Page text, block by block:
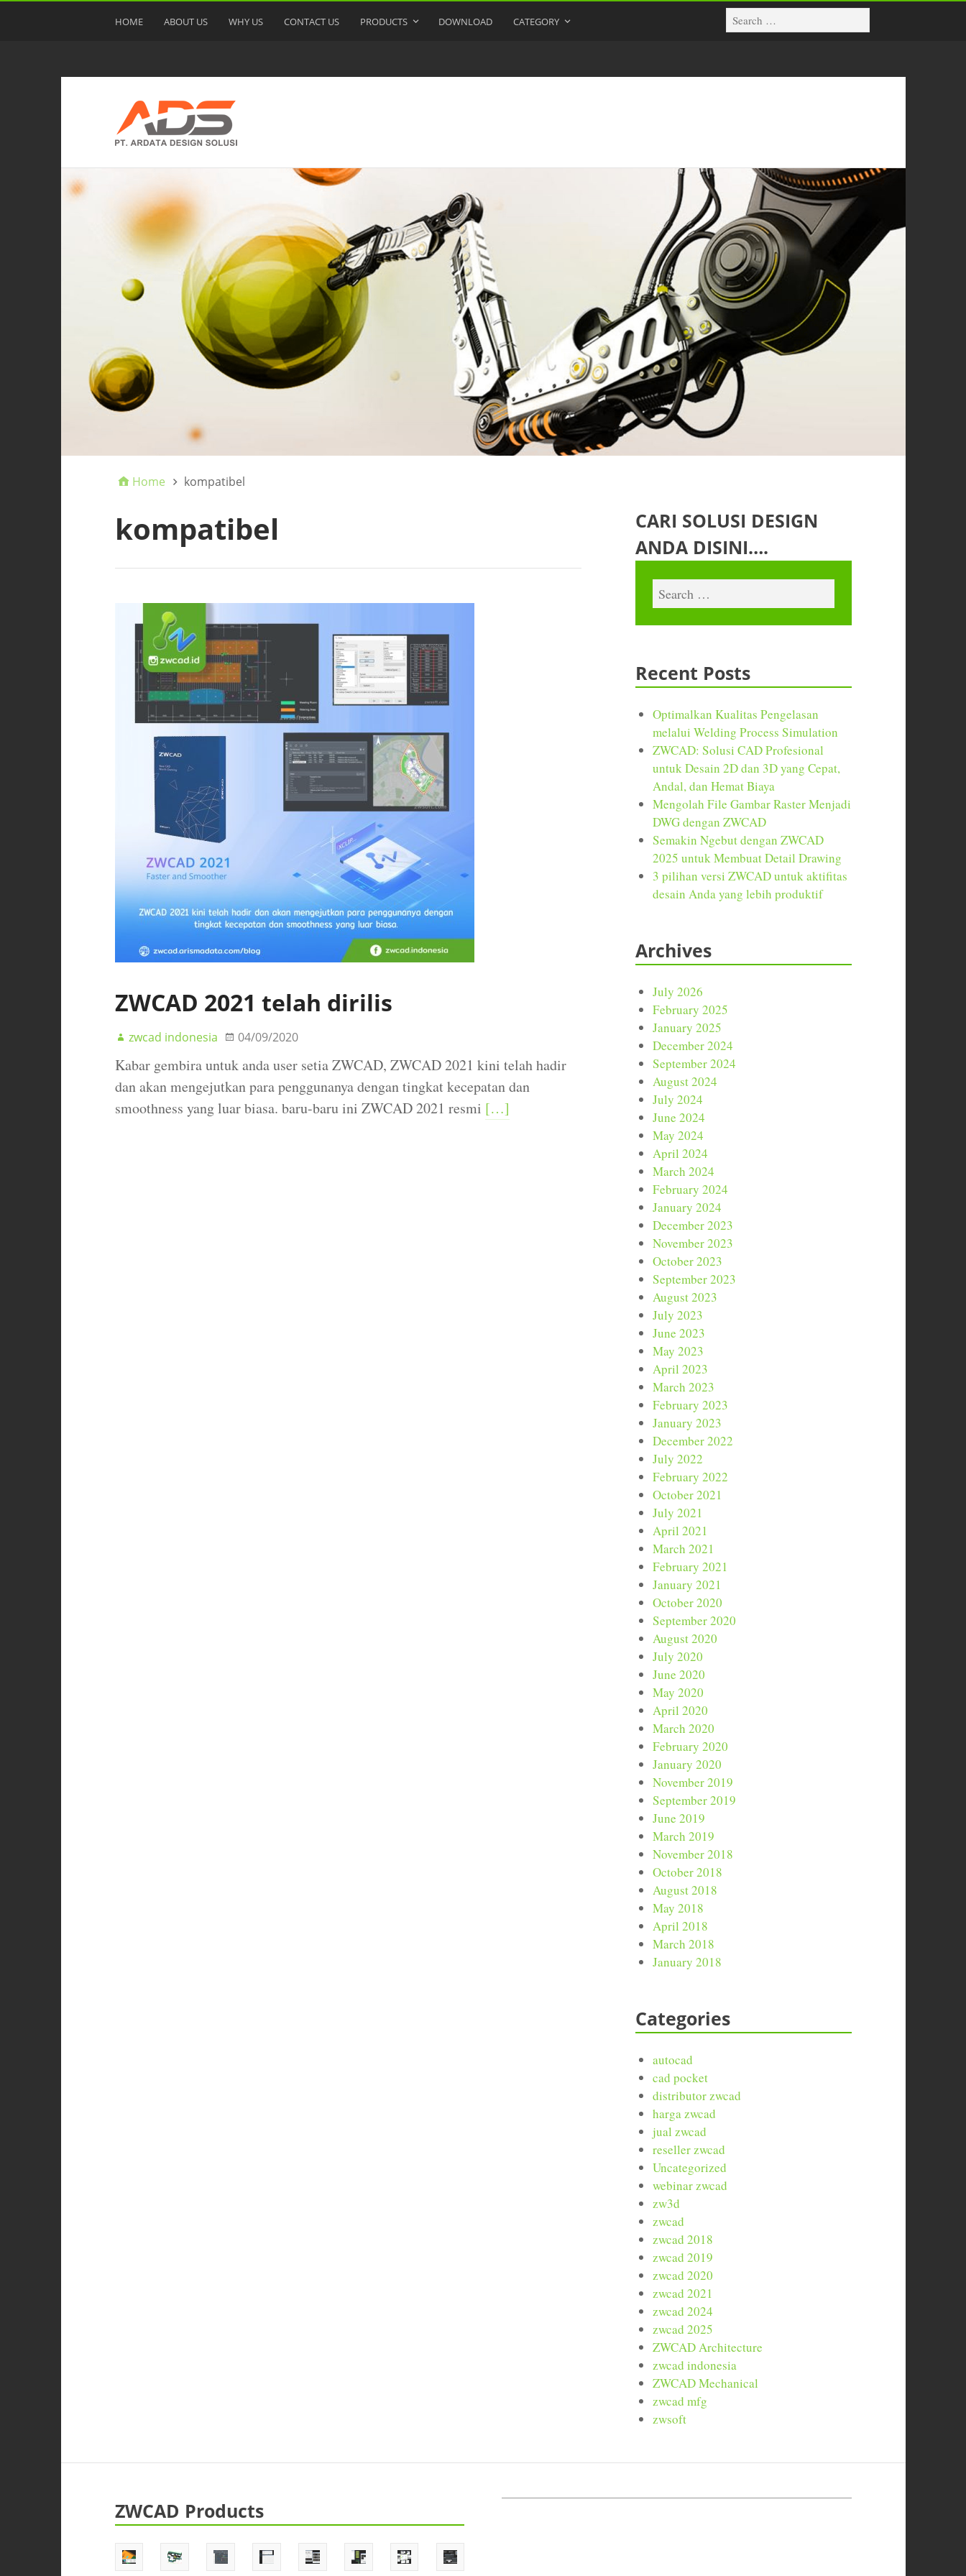
HOME ABOUT US WHY US CONTACT US PRODUCTS DOWNLOAD CATEGORY
Home kompatibel
kompatibel
ZWCAD 2021 telah dirilis
zwcad indonesia 04/09/2020
Kabar gembira untuk anda user setia ZWCAD, ZWCAD 2021 kini telah hadir
dan akan mengejutkan para penggunanya dengan tingkat kecepatan dan
smoothness yang luar biasa. baru-baru ini ZWCAD 2021 resmi […]
CARI SOLUSI DESIGN
ANDA DISINI….
Recent Posts
Optimalkan Kualitas Pengelasan
melalui Welding Process Simulation
ZWCAD: Solusi CAD Profesional
untuk Desain 2D dan 3D yang Cepat,
Andal, dan Hemat Biaya
Mengolah File Gambar Raster Menjadi
DWG dengan ZWCAD
Semakin Ngebut dengan ZWCAD
2025 untuk Membuat Detail Drawing
3 pilihan versi ZWCAD untuk aktifitas
desain Anda yang lebih produktif
Archives
July 2026
February 2025
January 2025
December 2024
September 2024
August 2024
July 2024
June 2024
May 2024
April 2024
March 2024
February 2024
January 2024
December 2023
November 2023
October 2023
September 2023
August 2023
July 2023
June 2023
May 2023
April 2023
March 2023
February 2023
January 2023
December 2022
July 2022
February 2022
October 2021
July 2021
April 2021
March 2021
February 2021
January 2021
October 2020
September 2020
August 2020
July 2020
June 2020
May 2020
April 2020
March 2020
February 2020
January 2020
November 2019
September 2019
June 2019
March 2019
November 2018
October 2018
August 2018
May 2018
April 2018
March 2018
January 2018
Categories
autocad
cad pocket
distributor zwcad
harga zwcad
jual zwcad
reseller zwcad
Uncategorized
webinar zwcad
zw3d
zwcad
zwcad 2018
zwcad 2019
zwcad 2020
zwcad 2021
zwcad 2024
zwcad 2025
ZWCAD Architecture
zwcad indonesia
ZWCAD Mechanical
zwcad mfg
zwsoft
ZWCAD Products